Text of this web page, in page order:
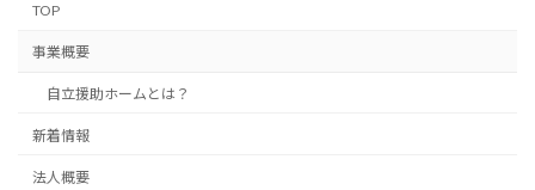
TOP
事業概要
自立援助ホームとは？
新着情報
法人概要